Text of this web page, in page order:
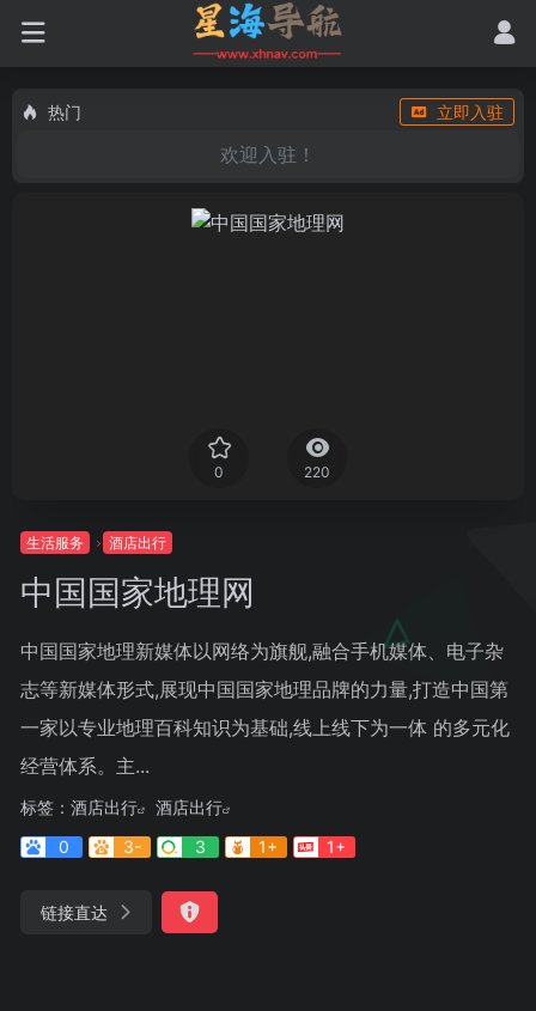
热门 立即入驻
欢迎入驻！
0 220
生活服务 酒店出行
中国国家地理网
中国国家地理新媒体以网络为旗舰,融合手机媒体、电子杂
志等新媒体形式,展现中国国家地理品牌的力量,打造中国第
一家以专业地理百科知识为基础,线上线下为一体 的多元化
经营体系。主...
标签： 酒店出行
酒店出行
0
3- 3 1+ 1+
链接直达